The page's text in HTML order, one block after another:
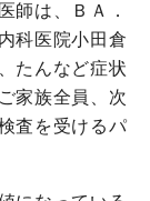
師は、ＢＡ．
科医院小田倉
たんなど症状
家族全員、次
査を受けるパ